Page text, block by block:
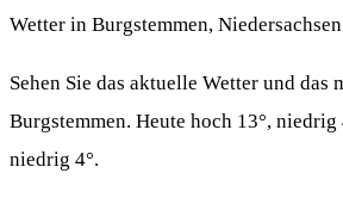
Wetter in Burgstemmen,
Sehen Sie das aktuelle Wetter und das
Burgstemmen. Heute hoch 13°, niedrig
niedrig 4°.